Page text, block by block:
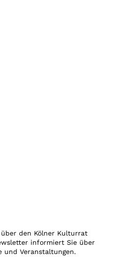
den Kölner Kulturrat
informiert Sie über
und Veranstaltungen.